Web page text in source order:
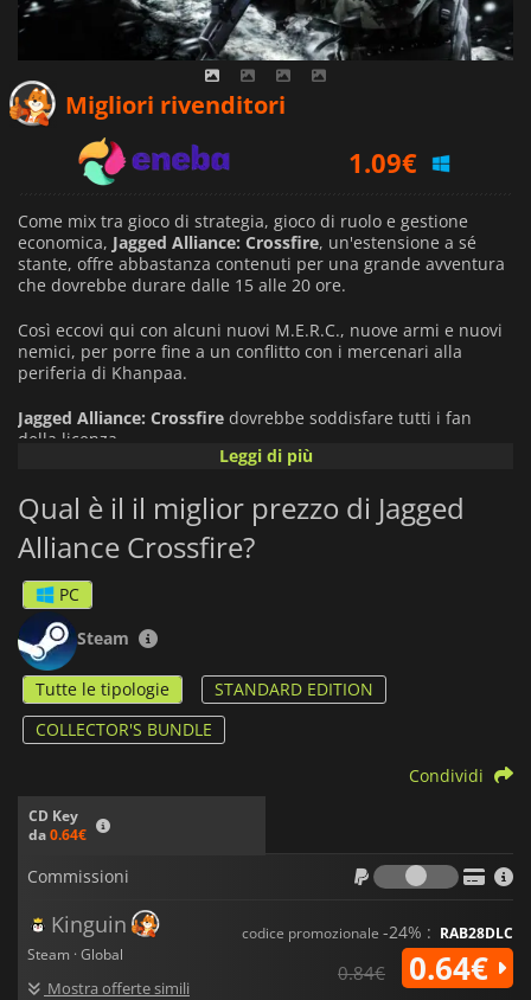
Migliori rivenditori
1.09€
1.09€
Come mix tra gioco di strategia, gioco di ruolo e gestione
economica, Jagged Alliance: Crossfire, un'estensione a sé
stante, offre abbastanza contenuti per una grande avventura
che dovrebbe durare dalle 15 alle 20 ore.
Così eccovi qui con alcuni nuovi M.E.R.C., nuove armi e nuovi
nemici, per porre fine a un conflitto con i mercenari alla
periferia di Khanpaa.
Jagged Alliance: Crossfire dovrebbe soddisfare tutti i fan
della licenza.
Leggi di più
Qual è il il miglior prezzo di Jagged
Alliance Crossfire?
PC
Steam
Tutte le tipologie
STANDARD EDITION
COLLECTOR'S BUNDLE
CD Key
da0.64€
Condividi
Commissioni
Kinguin
Steam · Global
Mostra offerte simili
codice promozionale -24% : RAB28DLC
0.84€ 0.64€